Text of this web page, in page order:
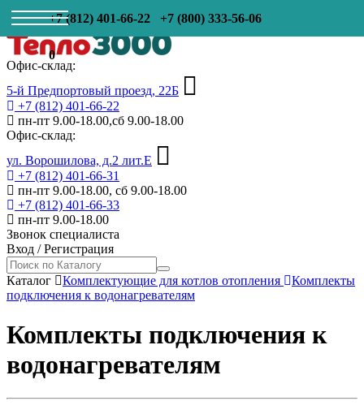
+7 (812) 401-66-22 +7 (800) 333-56-06
0
Офис-склад:
5-й Предпортовый проезд, 22Б
+7 (812) 401-66-22
пн-пт 9.00-18.00,сб 9.00-18.00
Офис-склад:
ул. Ворошилова, д.2 лит.Е
+7 (812) 401-66-31
пн-пт 9.00-18.00, сб 9.00-18.00
+7 (812) 401-66-33
пн-пт 9.00-18.00
Звонок специалиста
Вход /Регистрация
Каталог Комплектующие для котлов отопления
Комплекты
подключения к водонагревателям
Комплекты подключения к
водонагревателям